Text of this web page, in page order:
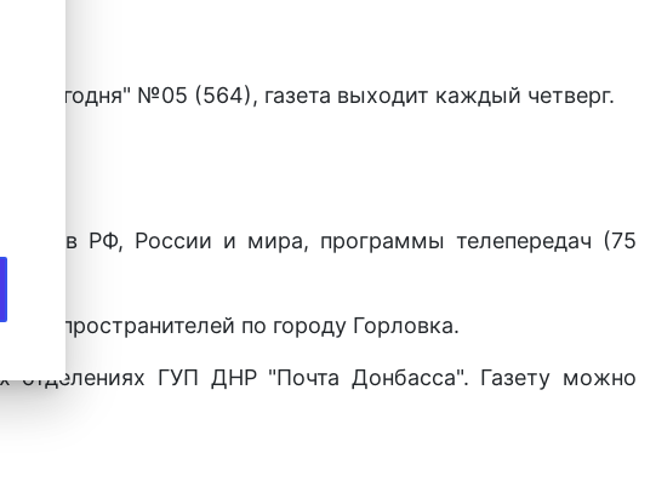
№05 (564), газета выходит каждый четверг.
РФ, России и мира, программы телепередач (75
распространителей по городу Горловка.
отделениях ГУП ДНР "Почта Донбасса". Газету можно